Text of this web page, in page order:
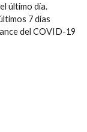
último día.
7 días
del COVID-19